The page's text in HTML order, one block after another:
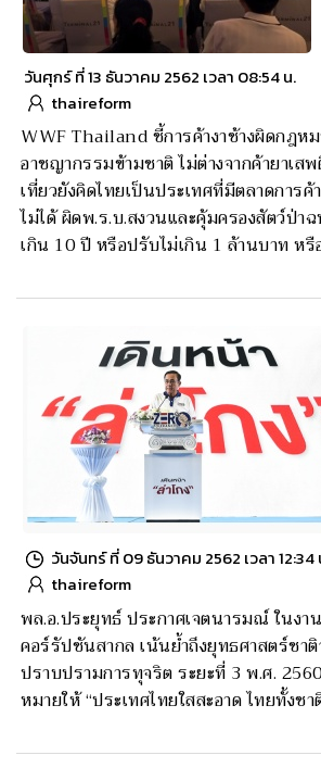
วันศุกร์ ที่ 13 ธันวาคม 2562 เวลา 08:54 น.
thaireform
WWF Thailand ชี้การค้างาช้างผิดกฎห
อาชญากรรมข้ามชาติ ไม่ต่างจากค้ายาเส
เที่ยวยังคิดไทยเป็นประเทศที่มีตลาดการ
ไม่ได้ ผิดพ.ร.บ.สงวนและคุ้มครองสัตว์ป่า
เกิน 10 ปี หรือปรับไม่เกิน 1 ล้านบาท หรื
วันจันทร์ ที่ 09 ธันวาคม 2562 เวลา 12:34
thaireform
พล.อ.ประยุทธ์ ประกาศเจตนารมณ์ ในงา
คอร์รัปชันสากล เน้นย้ำถึงยุทธศาสตร์ชา
ปราบปรามการทุจริต ระยะที่ 3 พ.ศ.
หมายให้ “ประเทศไทยใสสะอาด ไทยทั้งช